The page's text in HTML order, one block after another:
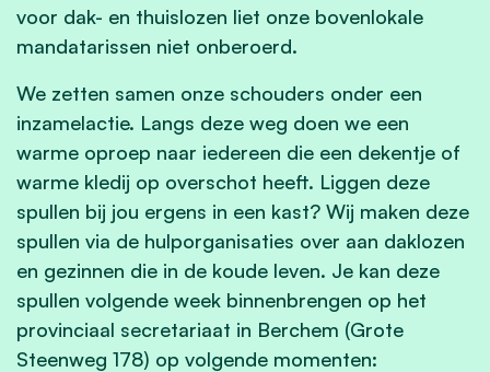
voor dak- en thuislozen liet onze bovenlokale
mandatarissen niet onberoerd.
We zetten samen onze schouders onder een
inzamelactie. Langs deze weg doen we een
warme oproep naar iedereen die een dekentje of
warme kledij op overschot heeft. Liggen deze
spullen bij jou ergens in een kast? Wij maken deze
spullen via de hulporganisaties over aan daklozen
en gezinnen die in de koude leven. Je kan deze
spullen volgende week binnenbrengen op het
provinciaal secretariaat in Berchem (Grote
Steenweg 178) op volgende momenten: